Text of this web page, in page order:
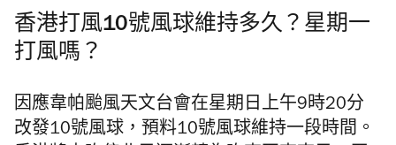
香港打風10號風球維持多久？星期一
打風嗎？
因應韋帕颱風天文台會在星期日上午9時20分
改發10號風球，預料10號風球維持一段時間。